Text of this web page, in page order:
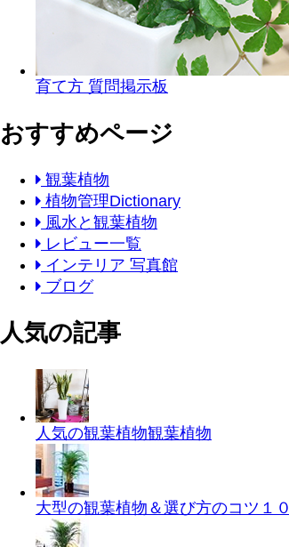
育て方 質問掲示板
おすすめページ
観葉植物
植物管理Dictionary
風水と観葉植物
レビュー一覧
インテリア 写真館
ブログ
人気の記事
人気の観葉植物観葉植物
大型の観葉植物＆選び方のコツ１０